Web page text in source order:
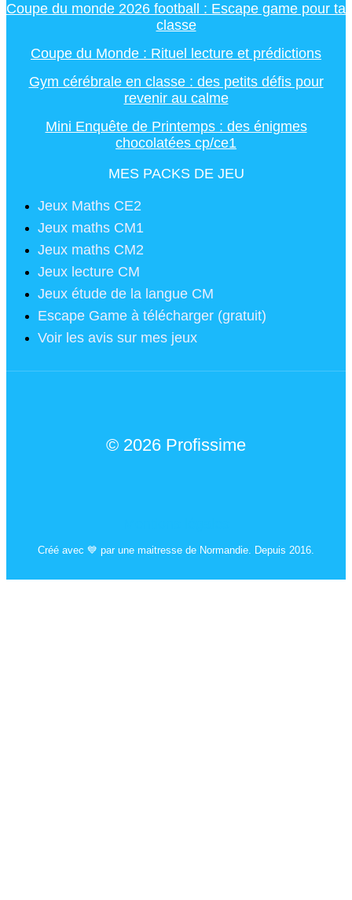
Coupe du monde 2026 football : Escape game pour ta
classe
Coupe du Monde : Rituel lecture et prédictions
Gym cérébrale en classe : des petits défis pour
revenir au calme
Mini Enquête de Printemps : des énigmes
chocolatées cp/ce1
MES PACKS DE JEU
Jeux Maths CE2
Jeux maths CM1
Jeux maths CM2
Jeux lecture CM
Jeux étude de la langue CM
Escape Game à télécharger (gratuit)
Voir les avis sur mes jeux
© 2026 Profissime
Créé avec 💙 par une maitresse de Normandie. Depuis 2016.